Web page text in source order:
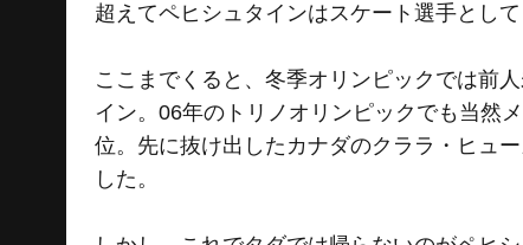
超えてペヒシュタインはスケート選手として
ここまでくると、冬季オリンピックでは前
イン。06年のトリノオリンピックでも当然
位。先に抜け出したカナダのクララ・ヒュ
した。